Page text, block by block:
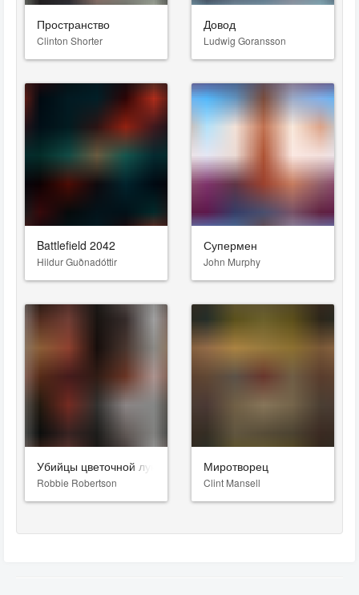
Пространство
Clinton Shorter
Довод
Ludwig Goransson
Battlefield 2042
Hildur Guðnadóttir
Супермен
John Murphy
Убийцы цветочной луны
Robbie Robertson
Миротворец
Clint Mansell